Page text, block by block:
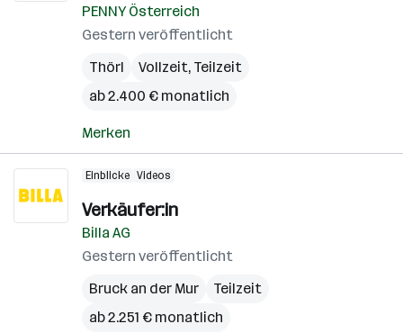
PENNY Österreich
Gestern veröffentlicht
Thörl
Vollzeit, Teilzeit
ab 2.400 € monatlich
Merken
Einblicke Videos
Verkäufer:in
Billa AG
Gestern veröffentlicht
Bruck an der Mur
Teilzeit
ab 2.251 € monatlich